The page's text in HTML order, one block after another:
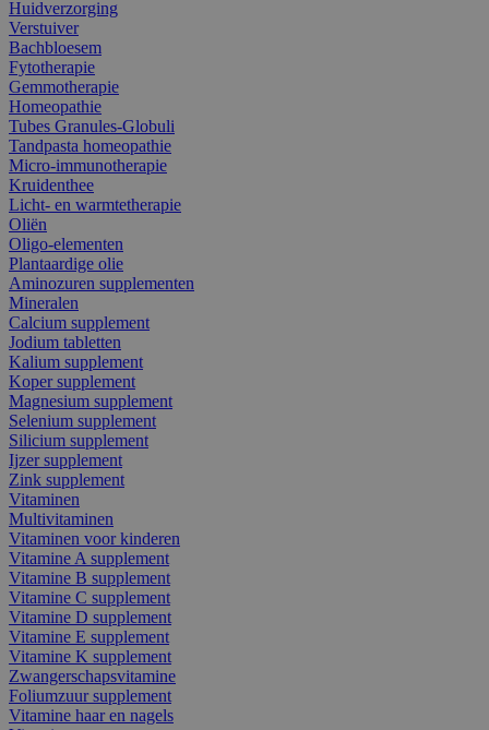
Huidverzorging
Verstuiver
Bachbloesem
Fytotherapie
Gemmotherapie
Homeopathie
Tubes Granules-Globuli
Tandpasta homeopathie
Micro-immunotherapie
Kruidenthee
Licht- en warmtetherapie
Oliën
Oligo-elementen
Plantaardige olie
Aminozuren supplementen
Mineralen
Calcium supplement
Jodium tabletten
Kalium supplement
Koper supplement
Magnesium supplement
Selenium supplement
Silicium supplement
Ijzer supplement
Zink supplement
Vitaminen
Multivitaminen
Vitaminen voor kinderen
Vitamine A supplement
Vitamine B supplement
Vitamine C supplement
Vitamine D supplement
Vitamine E supplement
Vitamine K supplement
Zwangerschapsvitamine
Foliumzuur supplement
Vitamine haar en nagels